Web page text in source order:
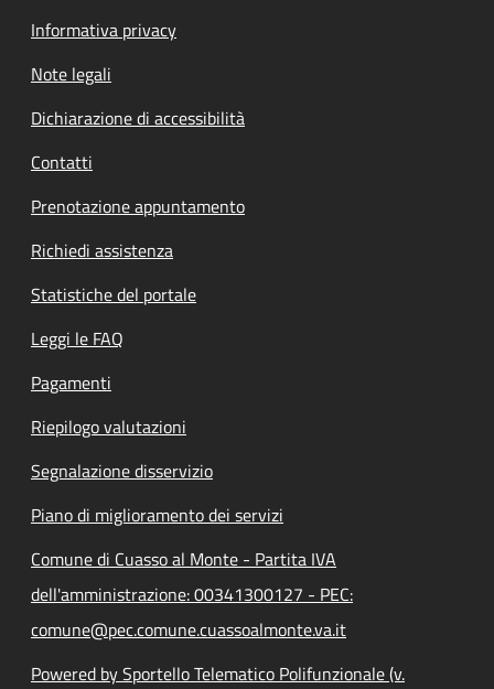
Informativa privacy
Note legali
Dichiarazione di accessibilità
Contatti
Prenotazione appuntamento
Richiedi assistenza
Statistiche del portale
Leggi le FAQ
Pagamenti
Riepilogo valutazioni
Segnalazione disservizio
Piano di miglioramento dei servizi
Comune di Cuasso al Monte - Partita IVA
dell'amministrazione: 00341300127 - PEC:
comune@pec.comune.cuassoalmonte.va.it
Powered by Sportello Telematico Polifunzionale (v.